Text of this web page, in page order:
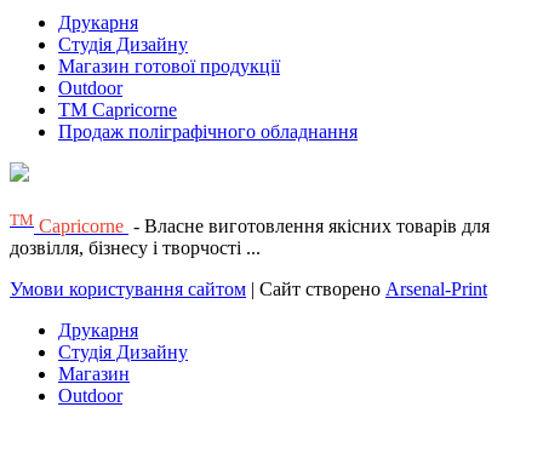
Друкарня
Студія Дизайну
Магазин готової продукції
Outdoor
TM Capricorne
Продаж поліграфічного обладнання
ТМ Capricorne - Власне виготовлення якісних товарів для
дозвілля, бізнесу і творчості ...
Умови користування сайтом | Сайт створено Arsenal-Print
Друкарня
Студія Дизайну
Магазин
Outdoor